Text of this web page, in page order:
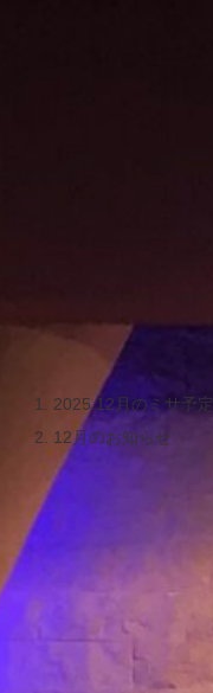
2025.12月のミサ予定
12月のお知らせ